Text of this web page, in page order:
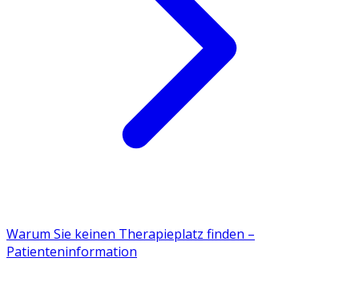
Warum Sie keinen Therapieplatz finden –
Patienteninformation